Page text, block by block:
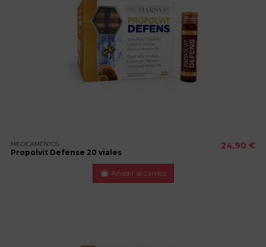
MEDICAMENTOS
Propolvit Defense 20 viales
24,90 €
Añadir al carrito